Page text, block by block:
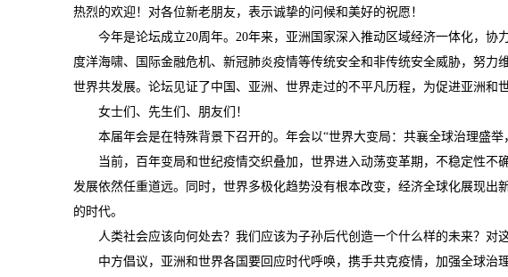
热烈的欢迎！对各位新老朋友，表示诚挚的问候和美好的祝愿！
今年是论坛成立20周年。20年来，亚洲国家深入推动区域经济一体化，协
度洋海啸、国际金融危机、新冠肺炎疫情等传统安全和非传统安全威胁，努
世界共发展。论坛见证了中国、亚洲、世界走过的不平凡历程，为促进亚洲和
女士们、先生们、朋友们！
本届年会是在特殊背景下召开的。年会以“世界大变局：共襄全球治理盛举
当前，百年变局和世纪疫情交织叠加，世界进入动荡变革期，不稳定性不
发展依然任重道远。同时，世界多极化趋势没有根本改变，经济全球化展现
的时代。
人类社会应该向何处去？我们应该为子孙后代创造一个什么样的未来？对
中方倡议，亚洲和世界各国要回应时代呼唤，携手共克疫情，加强全球治理